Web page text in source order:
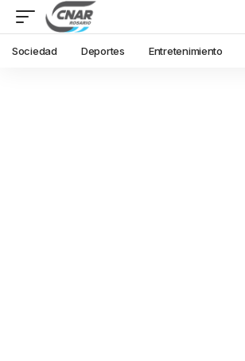
Sociedad Deportes Entretenimiento